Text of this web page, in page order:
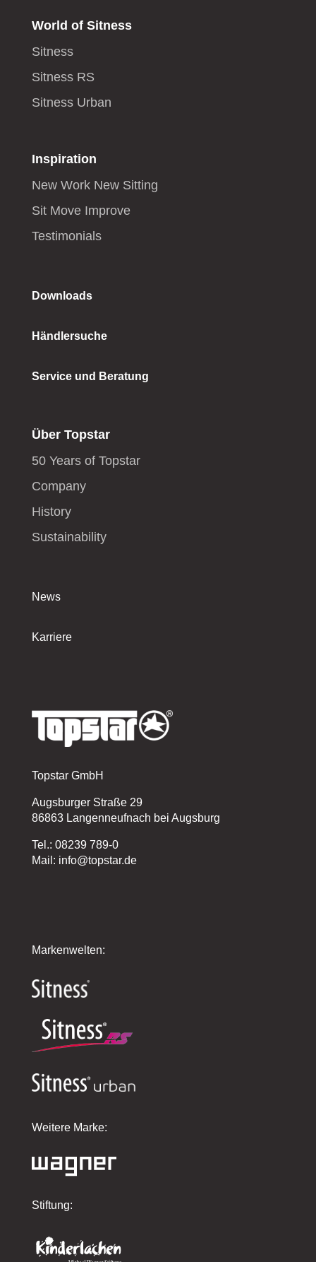
World of Sitness
Sitness
Sitness RS
Sitness Urban
Inspiration
New Work New Sitting
Sit Move Improve
Testimonials
Downloads
Händlersuche
Service und Beratung
Über Topstar
50 Years of Topstar
Company
History
Sustainability
News
Karriere
Topstar GmbH
Augsburger Straße 29
86863 Langenneufnach bei Augsburg
Tel.: 08239 789-0
Mail: info@topstar.de
Markenwelten:
Weitere Marke:
Stiftung: